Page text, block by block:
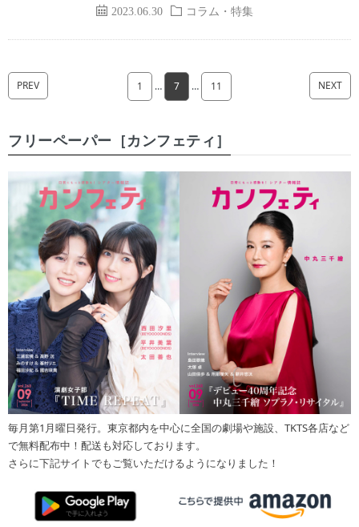
2023.06.30 コラム・特集
PREV 1 … 7 … 11 NEXT
フリーペーパー［カンフェティ］
毎月第1月曜日発行。東京都内を中心に全国の劇場や施設、TKTS各店など
で無料配布中！配送も対応しております。
さらに下記サイトでもご覧いただけるようになりました！